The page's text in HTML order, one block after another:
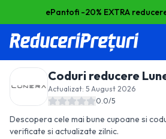
ePantofi -20% EXTRA
Coduri reducere
Actualizat: 5 August 2026
0.0/5
Descopera cele mai bune cupoane si
verificate si actualizate zilnic.